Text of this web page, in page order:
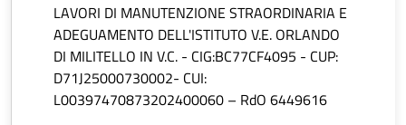
LAVORI DI MANUTENZIONE STRAORDINARIA E
ADEGUAMENTO DELL'ISTITUTO V.E. ORLANDO
DI MILITELLO IN V.C. - CIG:BC77CF4095 - CUP:
D71J25000730002- CUI:
L00397470873202400060 – RdO 6449616